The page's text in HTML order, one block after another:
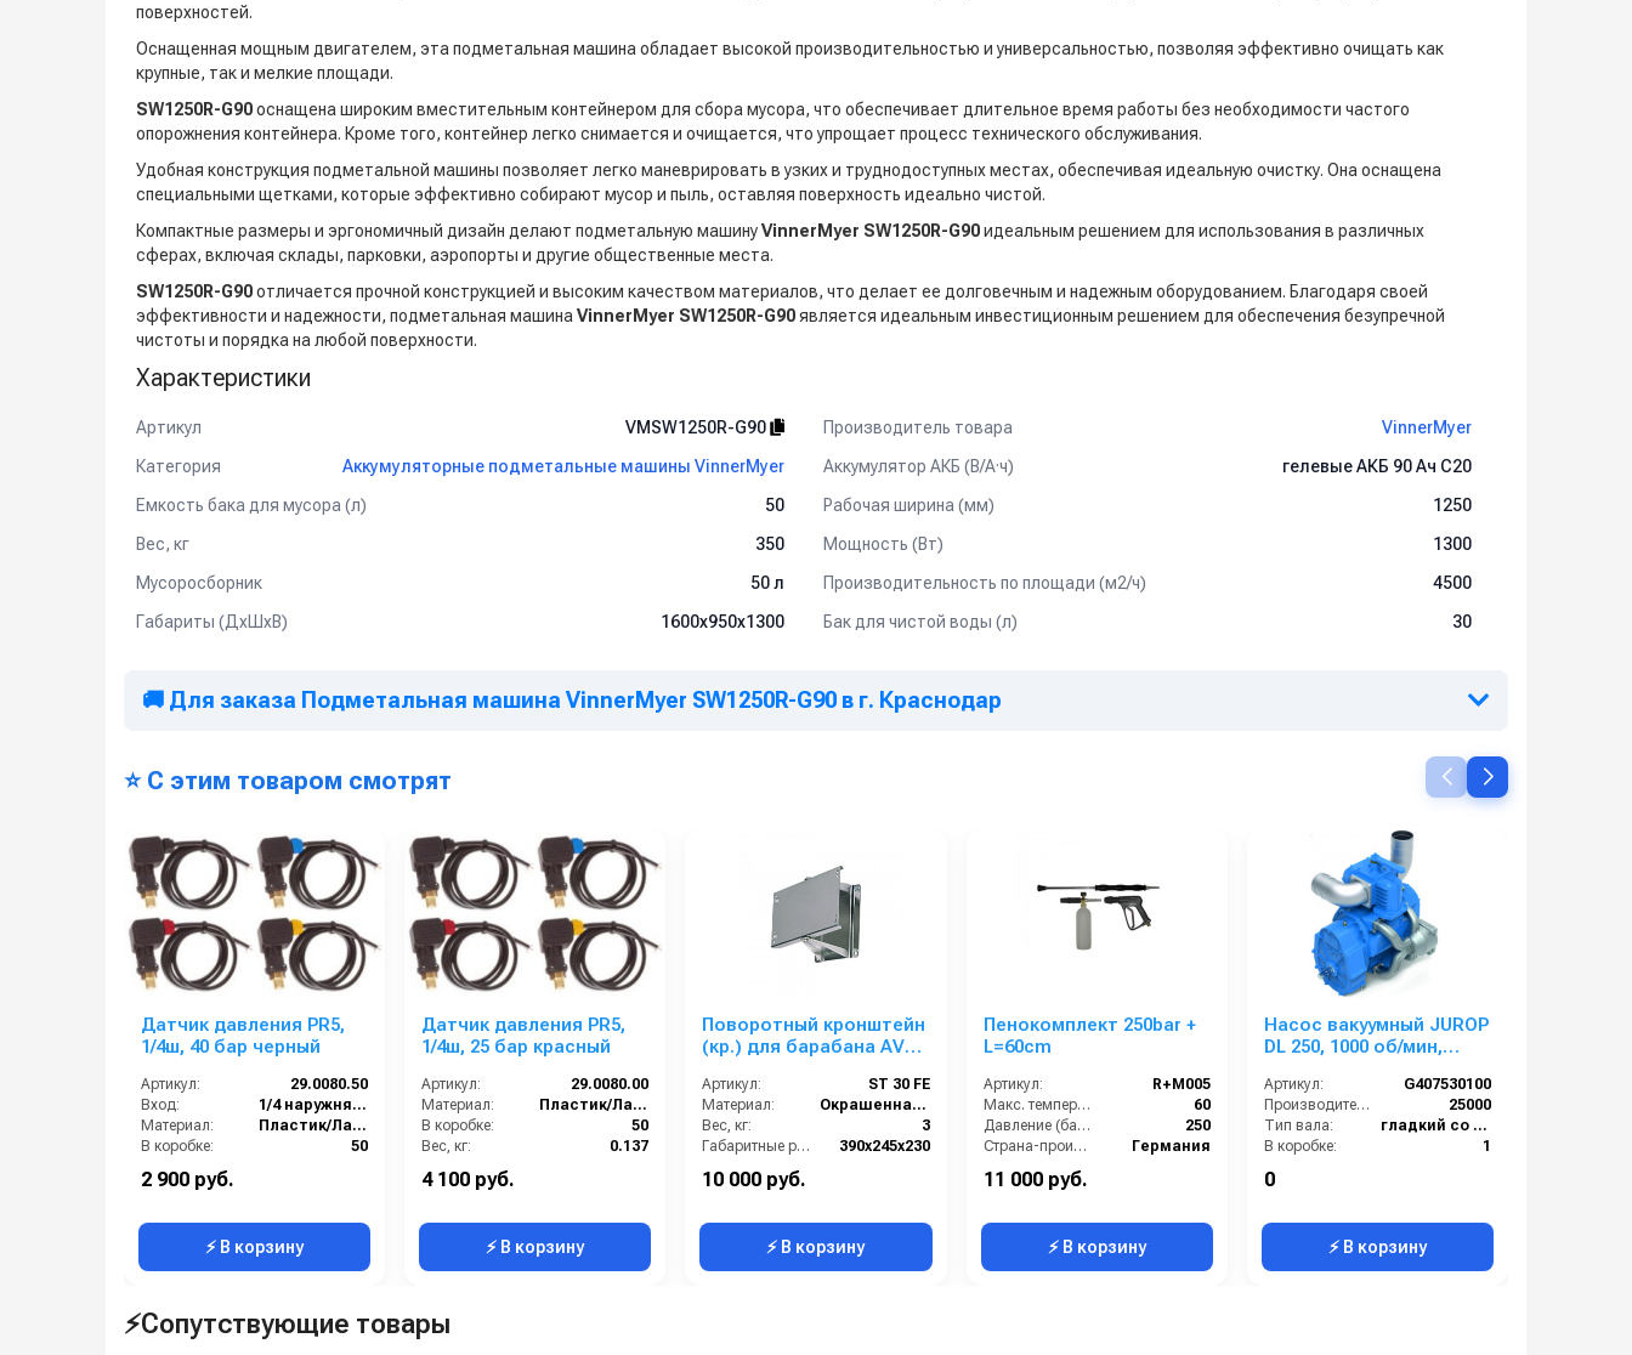
поверхностей.
Оснащенная мощным двигателем, эта подметальная машина обладает высокой производительностью и универсальностью, позволяя эффективно очищать как
крупные, так и мелкие площади.
SW1250R-G90оснащена широким вместительным контейнером для сбора мусора, что обеспечивает длительное время работы без необходимости частого
опорожнения контейнера. Кроме того, контейнер легко снимается и очищается, что упрощает процесс технического обслуживания.
Удобная конструкция подметальной машины позволяет легко маневрировать в узких и труднодоступных местах, обеспечивая идеальную очистку. Она оснащена
специальными щетками, которые эффективно собирают мусор и пыль, оставляя поверхность идеально чистой.
Компактные размеры и эргономичный дизайн делают подметальную машинуVinnerMyer SW1250R-G90идеальным решением для использования в различных
сферах, включая склады, парковки, аэропорты и другие общественные места.
SW1250R-G90отличается прочной конструкцией и высоким качеством материалов, что делает ее долговечным и надежным оборудованием. Благодаря своей
эффективности и надежности, подметальная машина VinnerMyer SW1250R-G90является идеальным инвестиционным решением для обеспечения безупречной
чистоты и порядка на любой поверхности.
Характеристики
Артикул VMSW1250R-G90 Производитель товара
VinnerMyer
Категория
Аккумуляторные подметальные машины VinnerMyer Аккумулятор АКБ (В/А·ч)
гелевые АКБ 90 Ач С20
Емкость бака для мусора (л)
50 Рабочая ширина (мм)
1250
Вес, кг
350 Мощность (Вт)
1300
Мусоросборник
50 л Производительность по площади (м2/ч)
4500
Габариты (ДхШхВ)
1600х950х1300 Бак для чистой воды (л) 30
🚚 Для заказа Подметальная машина VinnerMyer SW1250R-G90 в г. Краснодар
⭐ С этим товаром смотрят
Датчик давления PR5,
1/4ш, 40 бар черный
Артикул:
29.0080.50
Вход:
1/4 наружняя резьба
Материал:
Пластик/Латунь
В коробке:
50
2 900 руб.
⚡ В корзину
Датчик давления PR5,
1/4ш, 25 бар красный
Артикул:
29.0080.00
Материал:
Пластик/Латунь
В коробке:
50
Вес, кг:
0.137
Длина (мм):
4 100 руб.
⚡ В корзину
Поворотный кронштейн
(кр.) для барабана AV
Артикул:
ST 30 FE
Материал:
Окрашенная сталь
Вес, кг:
3
Габаритные размеры, мм:
390x245x230
10 000 руб.
⚡ В корзину
Пенокомплект 250bar +
L=60cm
Артикул:
R+M005
Макс. температура горячей воды (°C):
60
Давление (бар):
250
Страна-производитель:
Германия
11 000 руб.
⚡ В корзину
Насос вакуумный JUROP
DL 250, 1000 об/мин,
пневмоклапан
Артикул:
G407530100
Производительность (л/мин):
25000
Тип вала:
гладкий со шпонкой
В коробке:
1
0
⚡ В корзину
⚡Сопутствующие товары